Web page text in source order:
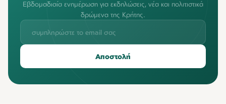
Εβδομαδιαία ενημέρωση για εκδηλώσεις, νέα και πολιτιστικά
δρώμενα της Κρήτης.
Αποστολή